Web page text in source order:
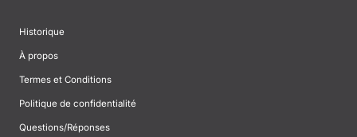
Historique
À propos
Termes et Conditions
Politique de confidentialité
Questions/Réponses